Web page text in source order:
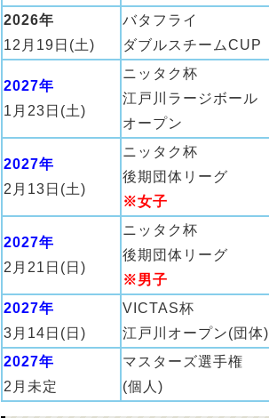
2026年
12月19日(土)
バタフライ
ダブルスチームCUP
2027年
1月23日(土)
ニッタク杯
江戸川ラージボール
オープン
2027年
2月13日(土)
ニッタク杯
後期団体リーグ
※女子
2027年
2月21日(日)
ニッタク杯
後期団体リーグ
※男子
2027年
3月14日(日)
VICTAS杯
江戸川オープン(団体)
2027年
2月未定
マスターズ選手権
(個人)